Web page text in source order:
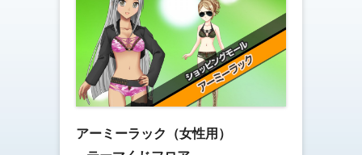
アーミーラック（女性用）